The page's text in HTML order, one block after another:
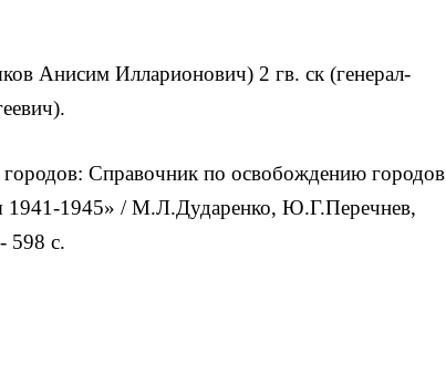
Анисим Илларионович) 2 гв. ск (генерал-
Справочник по освобождению городов
1941-1945» / М.Л.Дударенко, Ю.Г.Перечнев,
598 с.